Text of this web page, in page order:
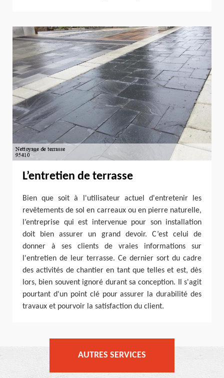
L’entretien de terrasse
Bien que soit à l'utilisateur actuel d'entretenir les
revêtements de sol en carreaux ou en pierre naturelle,
l’entreprise qui est intervenue pour son installation
doit bien assurer un grand devoir. C’est celui de
donner à ses clients de vraies informations sur
l'entretien de leur terrasse. Ce dernier sort du cadre
des activités de chantier en tant que telles et est, dès
lors, bien souvent ignoré durant sa conception. Il s'agit
pourtant d'un point clé pour assurer la durabilité des
travaux et pourvoir la satisfaction du client.
AUTRES SERVICES